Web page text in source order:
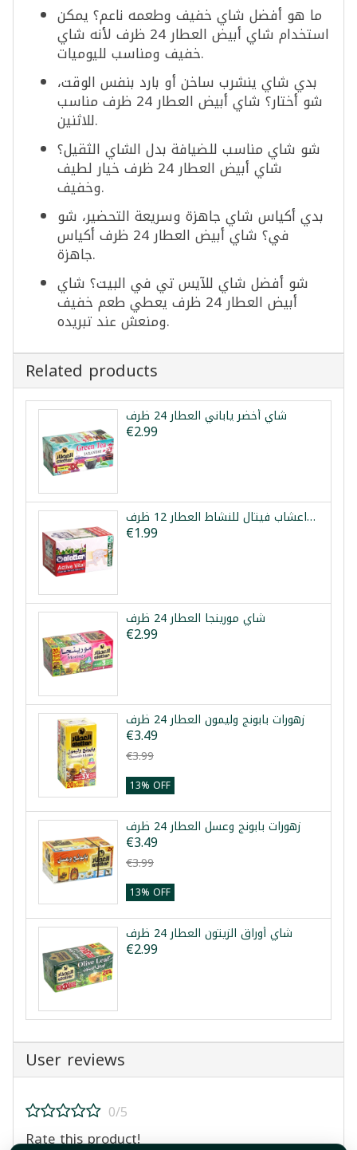
ما هو أفضل شاي خفيف وطعمه ناعم؟ يمكن
استخدام شاي أبيض العطار 24 ظرف لأنه شاي
خفيف ومناسب لليوميات.
بدي شاي ينشرب ساخن أو بارد بنفس الوقت،
شو أختار؟ شاي أبيض العطار 24 ظرف مناسب
للاثنين.
شو شاي مناسب للضيافة بدل الشاي الثقيل؟
شاي أبيض العطار 24 ظرف خيار لطيف
وخفيف.
بدي أكياس شاي جاهزة وسريعة التحضير، شو
في؟ شاي أبيض العطار 24 ظرف أكياس
جاهزة.
شو أفضل شاي للآيس تي في البيت؟ شاي
أبيض العطار 24 ظرف يعطي طعم خفيف
ومنعش عند تبريده.
Related products
شاي أخضر ياباني العطار 24 ظرف
€2.99
خلطة اعشاب فيتال للنشاط العطار 12 ظرف
€1.99
شاي مورينجا العطار 24 ظرف
€2.99
زهورات بابونج وليمون العطار 24 ظرف
€3.49
€3.99
13% OFF
زهورات بابونج وعسل العطار 24 ظرف
€3.49
€3.99
13% OFF
شاي أوراق الزيتون العطار 24 ظرف
€2.99
User reviews
0/5
Rate this product!